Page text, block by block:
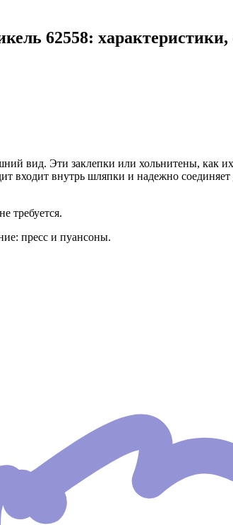
62558: характеристики,
вид. Эти заклепки или хольнитены, как
входит внутрь шляпки и надежно
требуется.
пресс и пуансоны.